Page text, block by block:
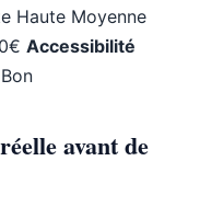
Haute Moyenne
Accessibilité
avant de